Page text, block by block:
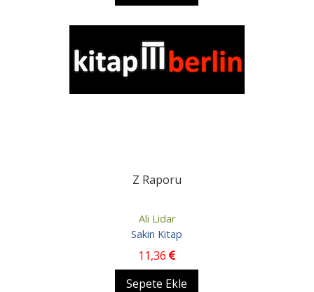
Z Raporu
Ali Lidar
Sakin Kitap
11,36
Sepete Ekle